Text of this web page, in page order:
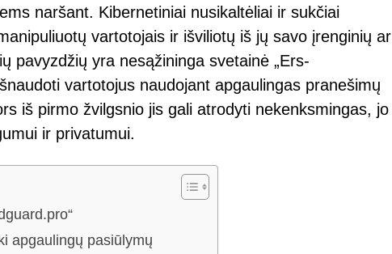
naršant. Kibernetiniai nusikaltėliai ir sukčiai
vartotojais ir išviliotų iš jų savo įrenginių ar
pavyzdžių yra nesąžininga svetainė „Ers-
vartotojus naudojant apgaulingas pranešimų
iš pirmo žvilgsnio jis gali atrodyti nekenksmingas, jo
ir privatumui.
apgaulingų pasiūlymų